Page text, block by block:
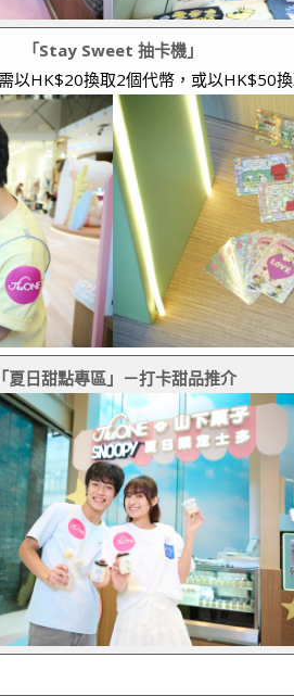
「Stay Sweet 抽卡機」
HK$20換取2個代幣，或以HK$50
「夏日甜點專區」－打卡甜品推介